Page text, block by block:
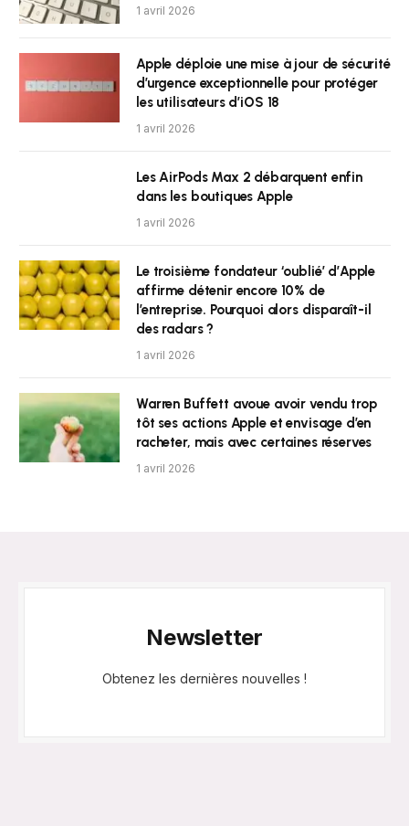
1 avril 2026
Apple déploie une mise à jour de sécurité
d’urgence exceptionnelle pour protéger
les utilisateurs d’iOS 18
1 avril 2026
Les AirPods Max 2 débarquent enfin
dans les boutiques Apple
1 avril 2026
Le troisième fondateur ‘oublié’ d’Apple
affirme détenir encore 10% de
l’entreprise. Pourquoi alors disparaît-il
des radars ?
1 avril 2026
Warren Buffett avoue avoir vendu trop
tôt ses actions Apple et envisage d’en
racheter, mais avec certaines réserves
1 avril 2026
Newsletter
Obtenez les dernières nouvelles !